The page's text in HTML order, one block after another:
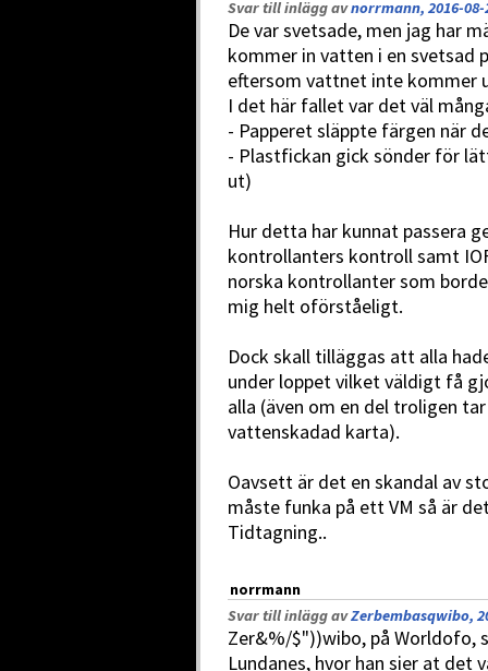
Svar till inlägg avnorrmann, 2016-08-
De var svetsade, men jag har
kommer in vatten i en svetsad
eftersom vattnet inte kommer
I det här fallet var det väl
- Papperet släppte färgen när
- Plastfickan gick sönder för
ut)
Hur detta har kunnat passera
kontrollanters kontroll samt
norska kontrollanter som
mig helt oförståeligt.
Dock skall tilläggas att alla
under loppet vilket väldigt få
alla (även om en del troligen
vattenskadad karta).
Oavsett är det en skandal av
måste funka på ett VM så är
Tidtagning..
norrmann
Svar till inlägg avZerbembasqwibo,
Zer&%/$"))wibo, på Worldofo,
Lundanes, hvor han sier at det